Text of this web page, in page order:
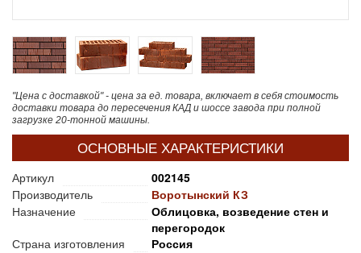
"Цена с доставкой" - цена за ед. товара, включает в себя стоимость
доставки товара до пересечения КАД и шоссе завода при полной
загрузке 20-тонной машины.
ОСНОВНЫЕ ХАРАКТЕРИСТИКИ
Артикул
002145
Производитель
Воротынский КЗ
Назначение
Облицовка, возведение стен и
перегородок
Страна изготовления
Россия